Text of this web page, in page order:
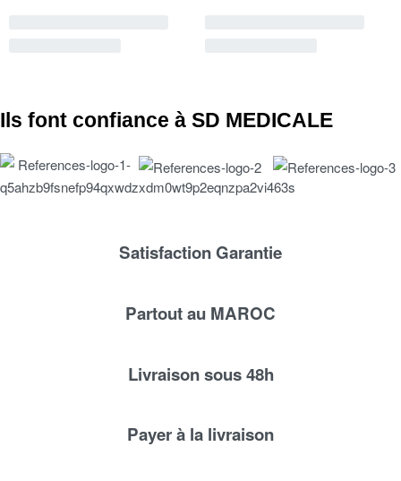
Ils font confiance à SD MEDICALE
Satisfaction Garantie
Partout au MAROC
Livraison sous 48h
Payer à la livraison